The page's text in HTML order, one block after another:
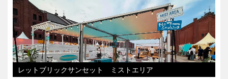
レットブリックサンセット ミストエリア